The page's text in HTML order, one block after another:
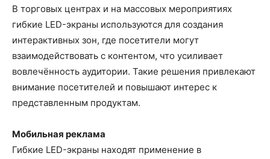
В торговых центрах и на массовых мероприятиях
гибкие LED-экраны используются для создания
интерактивных зон, где посетители могут
взаимодействовать с контентом, что усиливает
вовлечённость аудитории. Такие решения привлекают
внимание посетителей и повышают интерес к
представленным продуктам.
Мобильная реклама
Гибкие LED-экраны находят применение в